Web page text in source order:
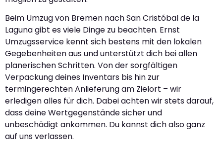
Beim Umzug von Bremen nach San Cristóbal de la
Laguna gibt es viele Dinge zu beachten. Ernst
Umzugsservice kennt sich bestens mit den lokalen
Gegebenheiten aus und unterstützt dich bei allen
planerischen Schritten. Von der sorgfältigen
Verpackung deines Inventars bis hin zur
termingerechten Anlieferung am Zielort – wir
erledigen alles für dich. Dabei achten wir stets darauf,
dass deine Wertgegenstände sicher und
unbeschädigt ankommen. Du kannst dich also ganz
auf uns verlassen.